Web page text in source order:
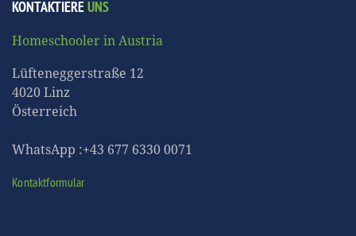
KONTAKTIEREUNS
Homeschooler in Austria
Lüfteneggerstraße 12
4020 Linz
Österreich
WhatsApp :+43 677 6330 0071
Kontaktformular